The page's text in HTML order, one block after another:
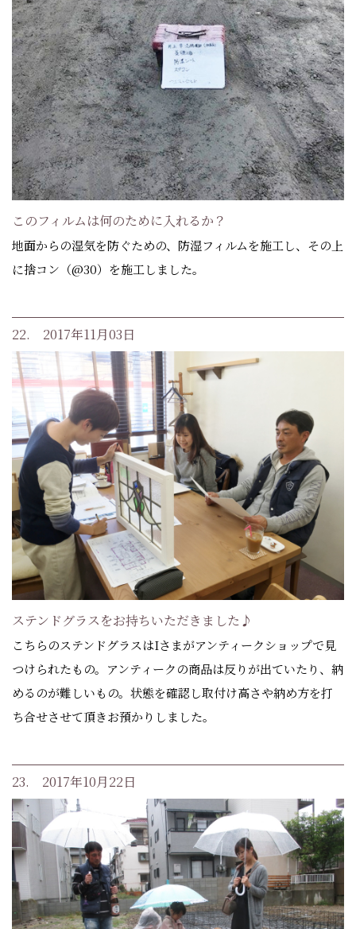
このフィルムは何のために入れるか？
地面からの湿気を防ぐための、防湿フィルムを施工し、その上
に捨コン（@30）を施工しました。
22. 2017年11月03日
ステンドグラスをお持ちいただきました♪
こちらのステンドグラスはIさまがアンティークショップで見
つけられたもの。アンティークの商品は反りが出ていたり、納
めるのが難しいもの。状態を確認し取付け高さや納め方を打
ち合せさせて頂きお預かりしました。
23. 2017年10月22日